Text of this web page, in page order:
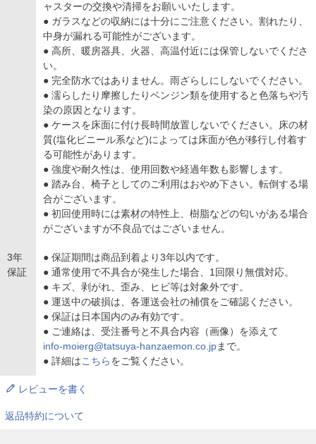
ャスターの交換や清掃をお願いいたします。
● ガラスなどの収納には十分にご注意ください。割れたり、
中身が漏れる可能性がございます。
● 高所、暖房器具、火器、高温付近には保管しないでくださ
い。
● 完全防水ではありません。雨ざらしにしないでください。
● 濡らしたり摩擦したりベンジン類を使用すると色落ちや汚
染の原因となります。
● ケースを床面に付け長時間放置しないでください。床の材
質(塩化ビニール系など)によっては床面が色が移行し付着す
る可能性があります。
● 強度や耐久性は、使用回数や経過年数も影響します。
● 踏み台、椅子としてのご利用はおやめ下さい。転倒する場
合がございます。
● 初回使用時には素材の特性上、樹脂などの匂いがある場合
がございますが不良品ではございません。
3年
保証
● 保証期間は商品到着より3年以内です。
● 通常使用で不具合が発生した場合、1回限り無償対応。
● キズ、剥がれ、歪み、ヒビ等は対象外です。
● 運送中の破損は、各運送会社の補償をご確認ください。
● 保証は日本国内のみ有効です。
● ご連絡は、受注番号と不具合内容（画像）を添えて
info-moierg@tatsuya-hanzaemon.co.jpまで。
● 詳細はこちらをご覧ください。
レビューを書く
返品特約について